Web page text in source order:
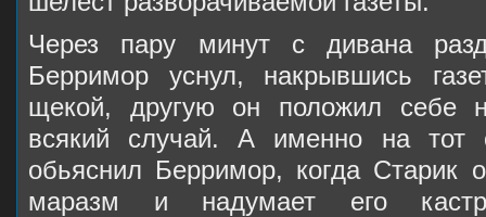
Через пару минут с дивана
Берримор уснул, накрывшись
щекой, другую он положил себе
всякий случай. А именно на тот
обьяснил Берримор, когда Старик
маразм и надумает его